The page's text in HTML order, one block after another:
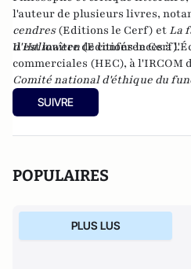
l'auteur de plusieurs livres,
cendres(Editions le Cerf) et La
d'Halloween(Editions le Cerf).
Il est maître de conférences à
commerciales (HEC), à l'IRCOM
Comité national d'éthique du
SUIVRE
POPULAIRES
PLUS LUS